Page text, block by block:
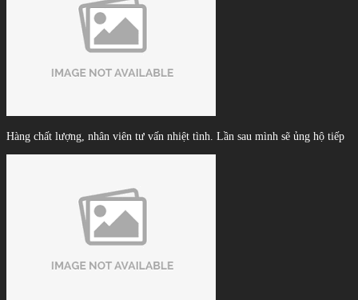
Hàng chất lượng, nhân viên tư vấn nhiệt tình. Lần sau mình sẽ ủng hộ tiếp